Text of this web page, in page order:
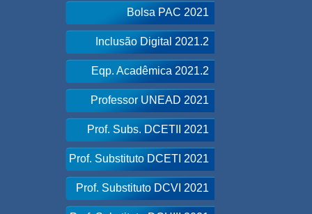
Bolsa PAC 2021
Inclusão Digital 2021.2
Eqp. Acadêmica 2021.2
Professor UNEAD 2021
Prof. Subs. DCETII 2021
Prof. Substituto DCETI 2021
Prof. Substituto DCVI 2021